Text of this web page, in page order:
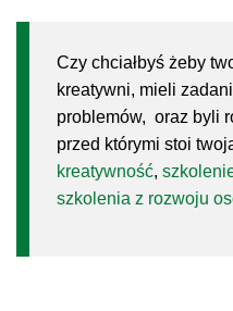
Czy chciałbyś żeby
kreatywni, mieli
problemów, oraz byli
przed którymi stoi
kreatywność,
szkolenia z rozwoju